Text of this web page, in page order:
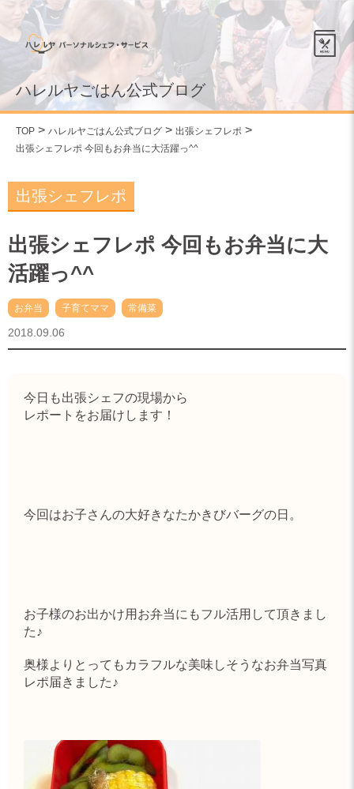
ハレルヤごはん公式ブログ
TOP ハレルヤごはん公式ブログ
出張シェフレポ
出張シェフレポ 今回もお弁当に大活躍っ^^
出張シェフレポ 今回もお弁当に大
活躍っ^^
出張シェフレポ
お弁当 子育てママ 常備菜
2018.09.06
今日も出張シェフの現場から
レポートをお届けします！
今回はお子さんの大好きなたかきびバーグの日。
お子様のお出かけ用お弁当にもフル活用して頂きまし
た♪
奥様よりとってもカラフルな美味しそうなお弁当写真
レポ届きました♪